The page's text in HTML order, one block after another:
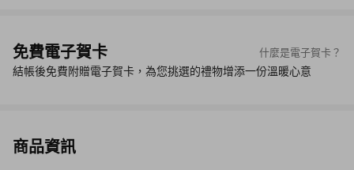
免費電子賀卡 什麼是電子賀卡？
結帳後免費附贈電子賀卡，為您挑選的禮物增添一份溫暖心意
商品資訊